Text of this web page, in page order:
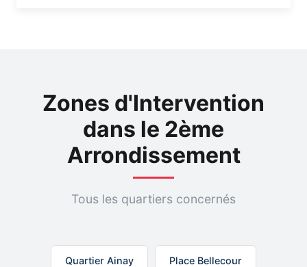
Zones d'Intervention
dans le 2ème
Arrondissement
Tous les quartiers concernés
Quartier Ainay Place Bellecour